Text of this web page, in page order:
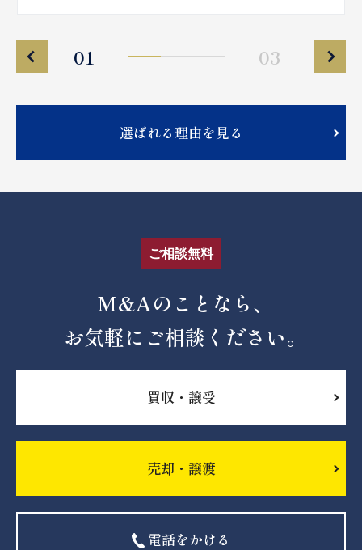
01 03
選ばれる理由を見る
ご相談無料
M&Aのことなら、
お気軽にご相談ください。
買収・譲受
売却・譲渡
電話をかける